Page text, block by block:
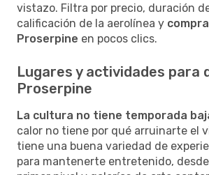
vistazo. Filtra por precio, duración
calificación de la aerolínea y
Proserpine en pocos clics.
Lugares y actividades para
Proserpine
La cultura no tiene temporada
calor no tiene por qué arruinarte el
tiene una buena variedad de
para mantenerte entretenido,